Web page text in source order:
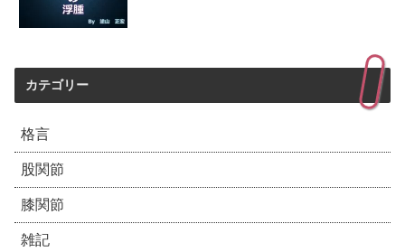
カテゴリー
格言
股関節
膝関節
雑記